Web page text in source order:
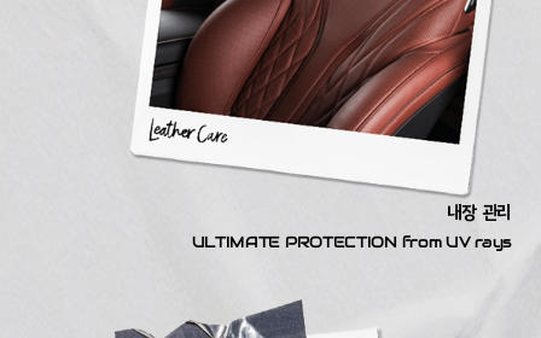
내장 관리
ULTIMATE PROTECTION from UV rays